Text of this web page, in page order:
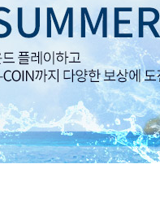
클랜 라운지
모집 게시판